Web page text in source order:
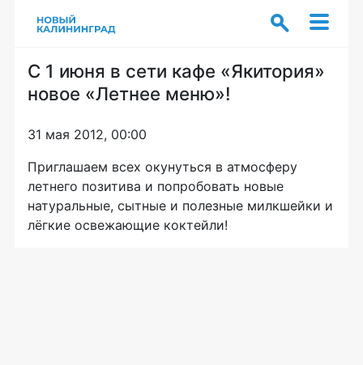
С 1 июня в сети кафе «Якитория»
новое «Летнее меню»!
31 мая 2012, 00:00
Приглашаем всех окунуться в атмосферу
летнего позитива и попробовать новые
натуральные, сытные и полезные милкшейки и
лёгкие освежающие коктейли!